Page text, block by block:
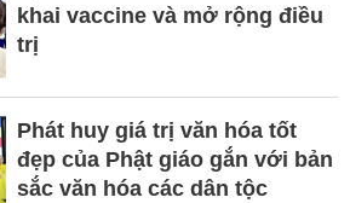
khai vaccine và mở rộng điều
trị
Phát huy giá trị văn hóa tốt
đẹp của Phật giáo gắn với bản
sắc văn hóa các dân tộc